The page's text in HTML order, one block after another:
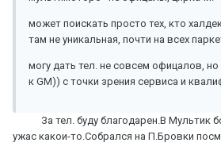
может поискать просто тех, кто
там не уникальная, почти на всех
могу дать тел. не совсем офицалов,
к GM)) с точки зрения сервиса и
За тел. буду благодарен.В Мультик
ужас какои-то.Собрался на П.Бровки